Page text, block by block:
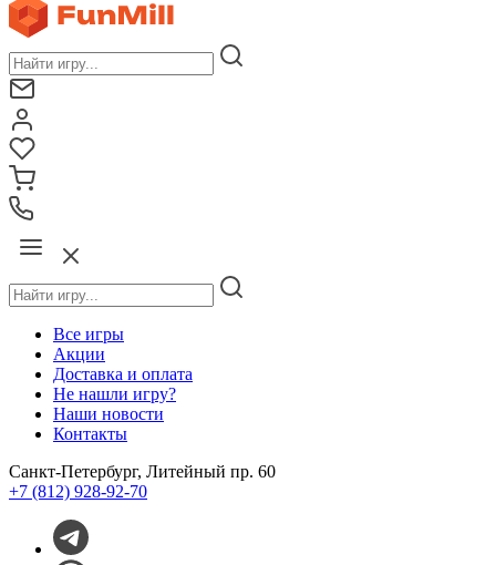
Все игры
Акции
Доставка и оплата
Не нашли игру?
Наши новости
Контакты
Санкт-Петербург, Литейный пр. 60
+7 (812) 928-92-70